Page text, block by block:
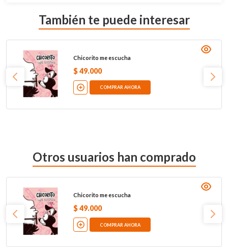
También te puede interesar
Chicorito me escucha
$ 49.000
COMPRAR AHORA
Otros usuarios han comprado
Chicorito me escucha
$ 49.000
COMPRAR AHORA